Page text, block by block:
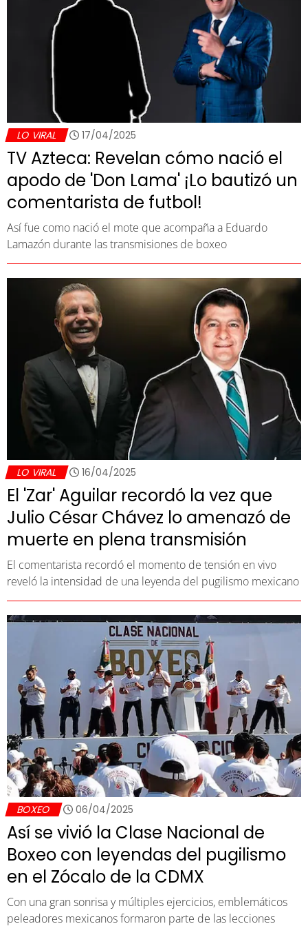
LO VIRAL 17/04/2025
TV Azteca: Revelan cómo nació el
apodo de 'Don Lama' ¡Lo bautizó un
comentarista de futbol!
Así fue como nació el mote que acompaña a Eduardo
Lamazón durante las transmisiones de boxeo
LO VIRAL 16/04/2025
El 'Zar' Aguilar recordó la vez que
Julio César Chávez lo amenazó de
muerte en plena transmisión
El comentarista recordó el momento de tensión en vivo
reveló la intensidad de una leyenda del pugilismo mexicano
BOXEO 06/04/2025
Así se vivió la Clase Nacional de
Boxeo con leyendas del pugilismo
en el Zócalo de la CDMX
Con una gran sonrisa y múltiples ejercicios, emblemáticos
peleadores mexicanos formaron parte de las lecciones